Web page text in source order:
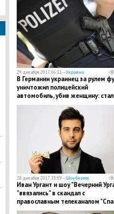
29 декабря 2017, 06:31 —Украина
​В Германии украинец за рулем
уничтожил полицейский
автомобиль, убив женщину:
известно, что нашли в его крови.
28 декабря 2017, 23:59 —Шоу-бизнес
Иван Ургант и шоу "Вечерний
"ввязались" в скандал с
православным телеканалом
подробности